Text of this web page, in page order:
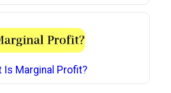
Is Marginal Profit?